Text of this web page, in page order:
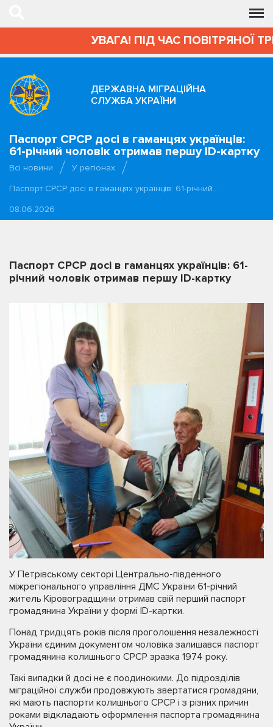
УВАГА! ПІД ЧАС ПОВІТРЯНОЇ
ДЕРЖАВНА МІГРАЦІЙНА
СЛУЖБА УКРАЇНИ
Паспорт СРСР досі в гаманцях українців:
61-річний чоловік отримав першу ID-картку
Всі новини
У регіонах
Паспорт СРСР досі в гаманцях українців: 61-річний…
08.06.2026
Паспорт СРСР досі в гаманцях українців: 61-
річний чоловік отримав першу ID-картку
У Петрівському секторі Центрально-південного
міжрегіонального управління ДМС України 61-річний
житель Кіровоградщини отримав свій перший паспорт
громадянина України у формі ID-картки.
Понад тридцять років після проголошення незалежності
України єдиним документом чоловіка залишався паспорт
громадянина колишнього СРСР зразка 1974 року.
Такі випадки й досі не є поодинокими. До підрозділів
міграційної служби продовжують звертатися громадяни,
які мають паспорти колишнього СРСР і з різних причин
роками відкладають оформлення паспорта громадянина